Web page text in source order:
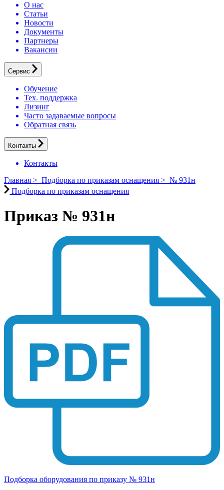
О нас
Статьи
Новости
Документы
Партнеры
Вакансии
Сервис
Обучение
Тех. поддержка
Лизинг
Часто задаваемые вопросы
Обратная связь
Контакты
Контакты
Главная > Подборка по приказам оснащения > № 931н
Подборка по приказам оснащения
Приказ № 931н
Подборка оборудования по приказу № 931н